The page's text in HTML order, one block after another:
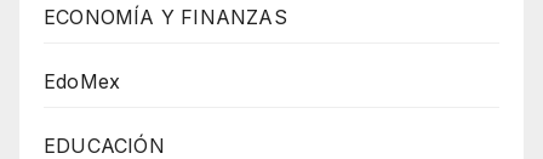
ECONOMÍA Y FINANZAS
EdoMex
EDUCACIÓN